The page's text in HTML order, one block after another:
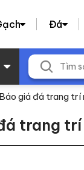
Đá
giá đá trang trí
trang trí